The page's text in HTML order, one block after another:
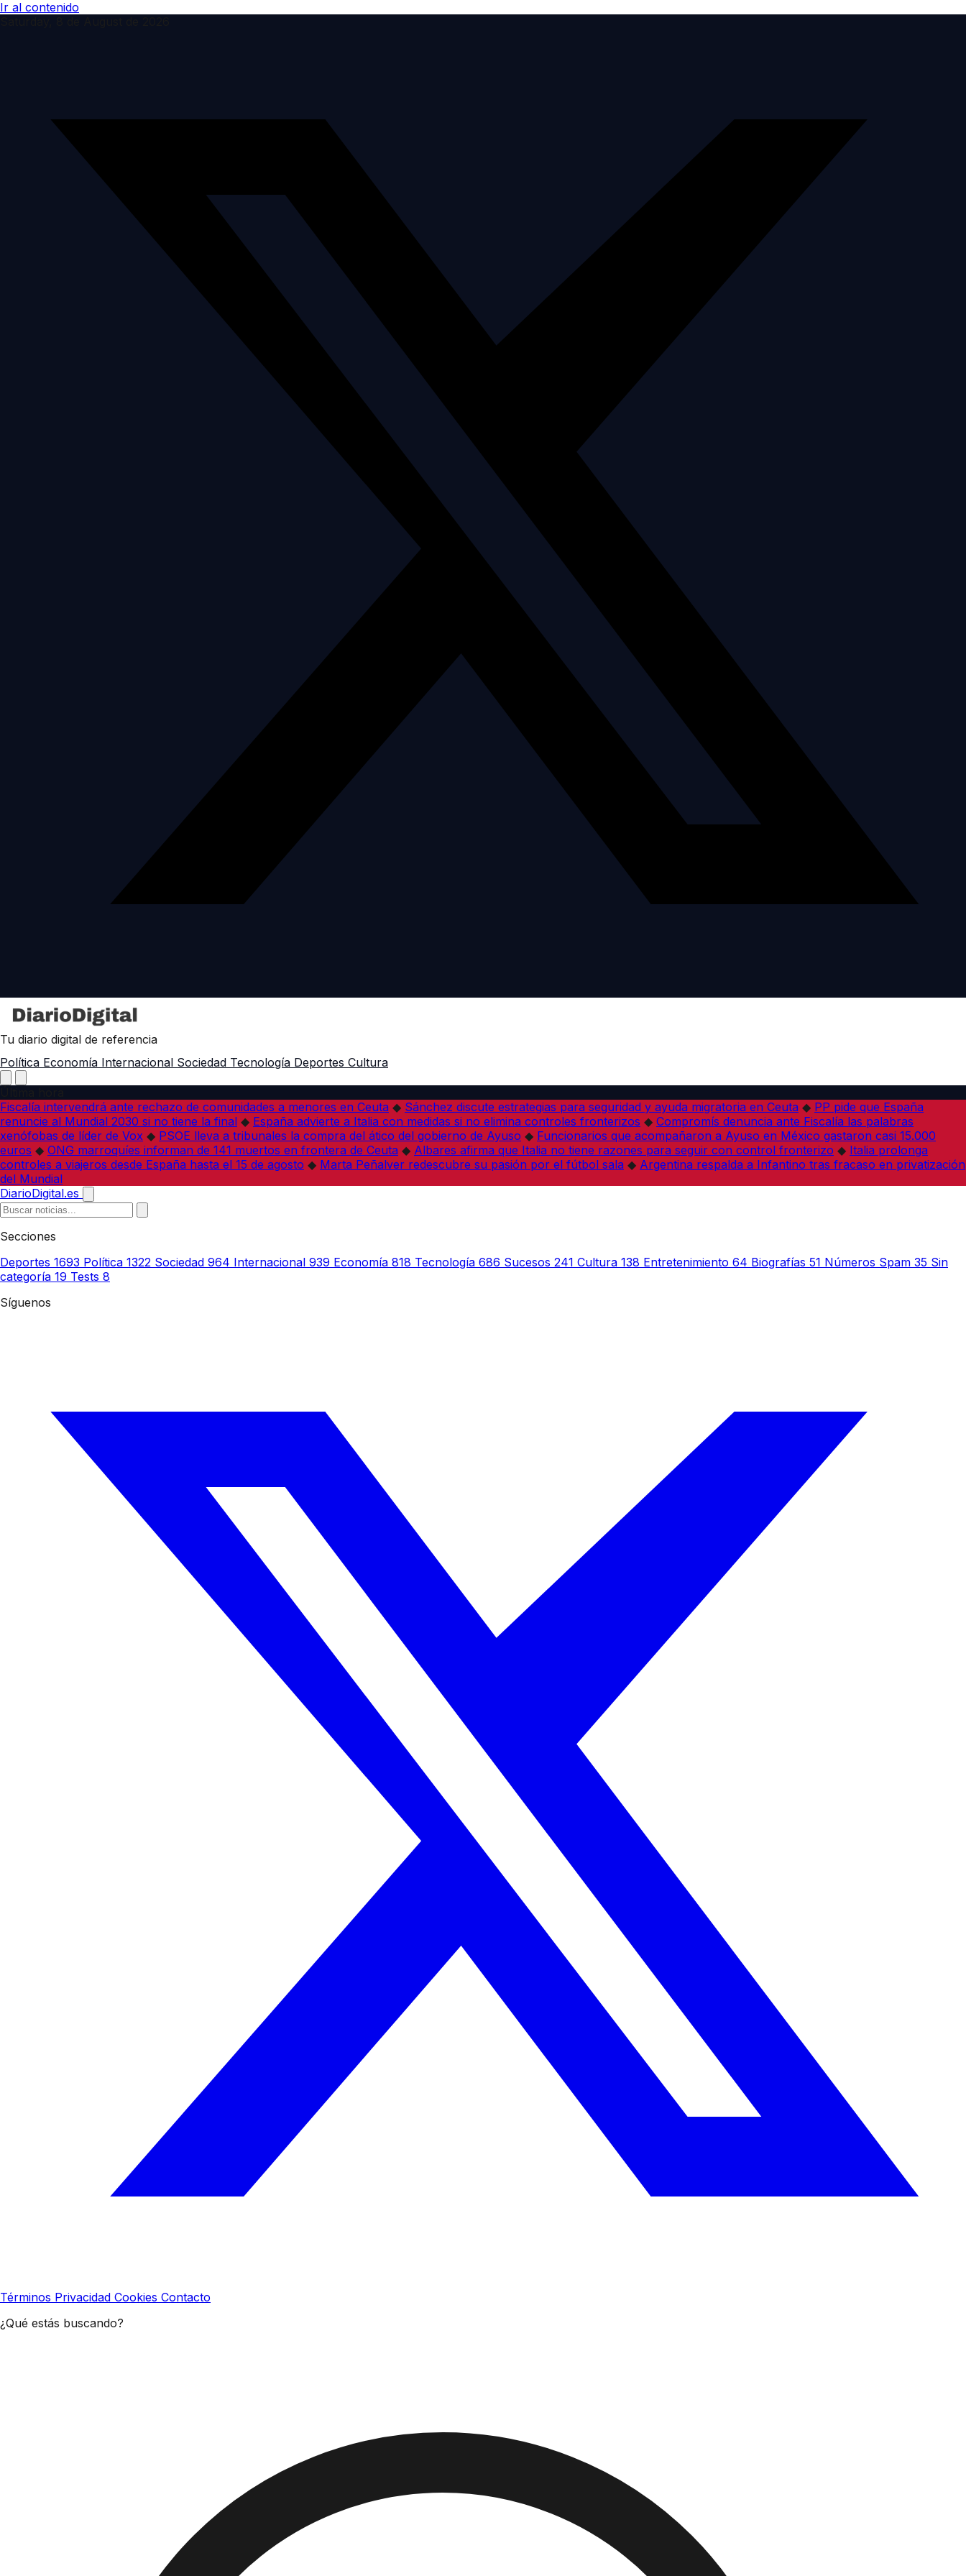
Ir al contenido
Tu diario digital de referencia
Política Economía Internacional Sociedad Tecnología Deportes Cultura
Fiscalía intervendrá ante rechazo de comunidades a menores en Ceuta ◆ Sánchez discute estrategias para seguridad y ayuda migratoria en Ceuta ◆ PP pide que España
renuncie al Mundial 2030 si no tiene la final ◆ España advierte a Italia con medidas si no elimina controles fronterizos ◆ Compromís denuncia ante Fiscalía las palabras
xenófobas de líder de Vox ◆ PSOE lleva a tribunales la compra del ático del gobierno de Ayuso ◆ Funcionarios que acompañaron a Ayuso en México gastaron casi 15.000
euros ◆ ONG marroquíes informan de 141 muertos en frontera de Ceuta ◆ Albares afirma que Italia no tiene razones para seguir con control fronterizo ◆ Italia prolonga
controles a viajeros desde España hasta el 15 de agosto ◆ Marta Peñalver redescubre su pasión por el fútbol sala ◆ Argentina respalda a Infantino tras fracaso en privatización
del Mundial
DiarioDigital.es
Secciones
Deportes 1693 Política 1322 Sociedad 964 Internacional 939 Economía 818 Tecnología 686 Sucesos 241 Cultura 138 Entretenimiento 64 Biografías 51 Números Spam 35 Sin
categoría 19 Tests 8
Síguenos
Términos Privacidad Cookies Contacto
¿Qué estás buscando?